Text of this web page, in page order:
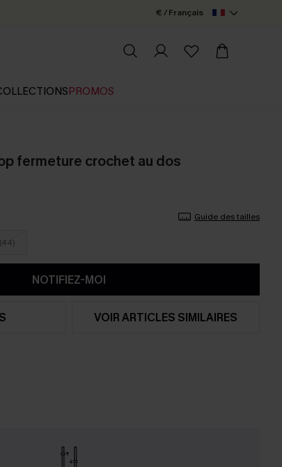
€ / Français
PROMOS
fermeture crochet au dos
Guide des tailles
NOTIFIEZ-MOI
VOIR ARTICLES SIMILAIRES